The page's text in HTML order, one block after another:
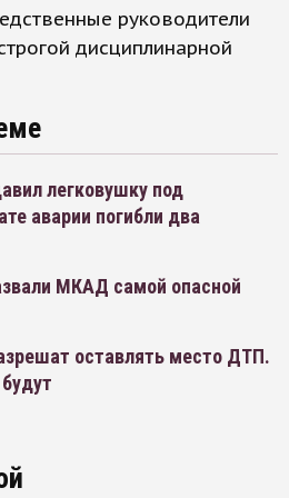
руководители
дисциплинарной
легковушку под
аварии погибли два
МКАД самой опасной
оставлять место ДТП.